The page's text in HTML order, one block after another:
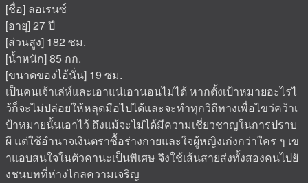
[ชื่อ] ลอเรนซ์
[อายุ] 27 ปี
[ส่วนสูง] 182 ซม.
[น้ำหนัก] 85 กก.
[ขนาดของไอ้นั่น] 19 ซม.
เป็นคนเจ้าเล่ห์และเอาแน่เอานอนไม่ได้ หากตั้งเป้าหมายอะไรไ
ว้ก็จะไม่ปล่อยให้หลุดมือไปได้และจะทำทุกวิถีทางเพื่อไขว่คว้าเ
ป้าหมายนั้นเอาไว้ ถึงแม้จะไม่ได้มีความเชี่ยวชาญในการปราบ
ผี แต่ใช้อำนาจเงินตราซื้อร่างกายและใจผู้หญิงเก่งกว่าใคร ๆ เข
าแอบสนใจในตัวคานะเป็นพิเศษ จึงใช้เส้นสายส่งทั้งสองคนไปยั
งชนบทที่ห่างไกลความเจริญ